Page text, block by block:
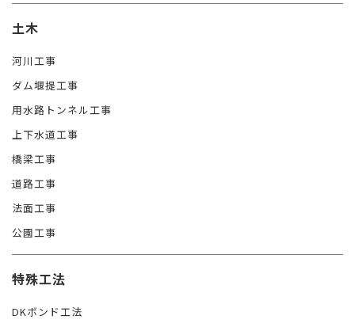
土木
河川工事
ダム堰提工事
用水路トンネル工事
上下水道工事
橋梁工事
道路工事
法面工事
公園工事
特殊工法
DKボンド工法